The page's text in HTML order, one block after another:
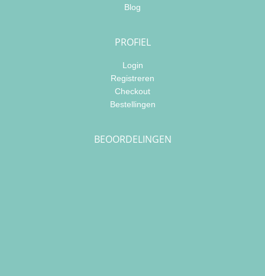
Blog
PROFIEL
Login
Registreren
Checkout
Bestellingen
BEOORDELINGEN